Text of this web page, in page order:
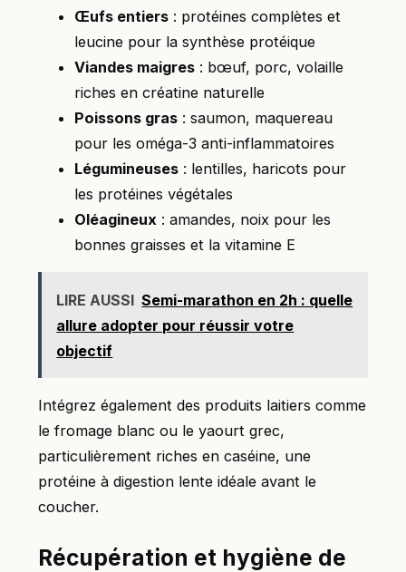
Œufs entiers : protéines complètes et
leucine pour la synthèse protéique
Viandes maigres : bœuf, porc, volaille
riches en créatine naturelle
Poissons gras : saumon, maquereau
pour les oméga-3 anti-inflammatoires
Légumineuses : lentilles, haricots pour
les protéines végétales
Oléagineux : amandes, noix pour les
bonnes graisses et la vitamine E
LIRE AUSSI Semi-marathon en 2h : quelle
allure adopter pour réussir votre
objectif
Intégrez également des produits laitiers comme
le fromage blanc ou le yaourt grec,
particulièrement riches en caséine, une
protéine à digestion lente idéale avant le
coucher.
Récupération et hygiène de